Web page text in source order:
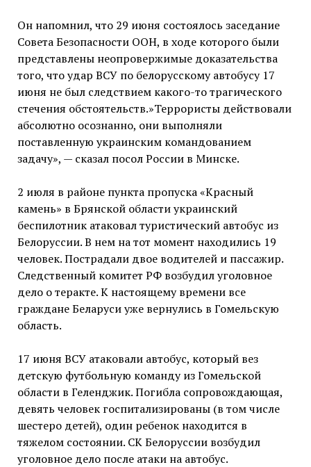
Он напомнил, что 29 июня состоялось заседание
Совета Безопасности ООН, в ходе которого были
представлены неопровержимые доказательства
того, что удар ВСУ по белорусскому автобусу 17
июня не был следствием какого-то трагического
стечения обстоятельств.»Террористы действовали
абсолютно осознанно, они выполняли
поставленную украинским командованием
задачу», — сказал посол России в Минске.
2 июля в районе пункта пропуска «Красный
камень» в Брянской области украинский
беспилотник атаковал туристический автобус из
Белоруссии. В нем на тот момент находились 19
человек. Пострадали двое водителей и пассажир.
Следственный комитет РФ возбудил уголовное
дело о теракте. К настоящему времени все
граждане Беларуси уже вернулись в Гомельскую
область.
17 июня ВСУ атаковали автобус, который вез
детскую футбольную команду из Гомельской
области в Геленджик. Погибла сопровождающая,
девять человек госпитализированы (в том числе
шестеро детей), один ребенок находится в
тяжелом состоянии. СК Белоруссии возбудил
уголовное дело после атаки на автобус.